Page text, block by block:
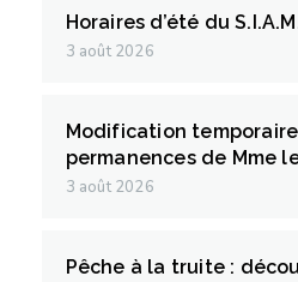
Horaires d’été du
3 août 2026
Modification
permanences de Mme
3 août 2026
Pêche à la truite :